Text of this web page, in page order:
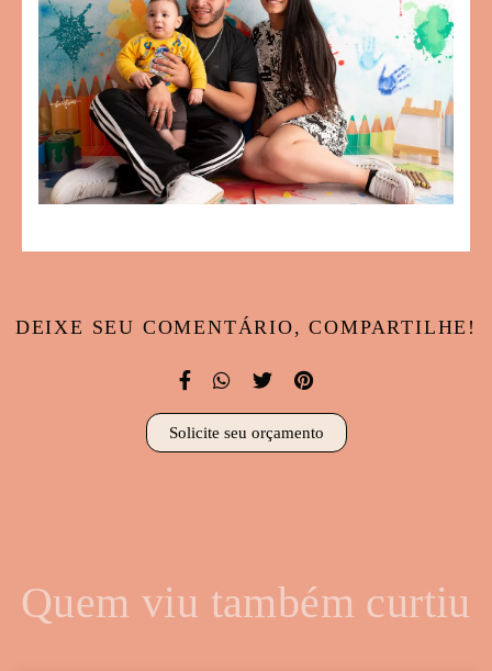
DEIXE SEU COMENTÁRIO, COMPARTILHE!
Solicite seu orçamento
Quem viu também curtiu